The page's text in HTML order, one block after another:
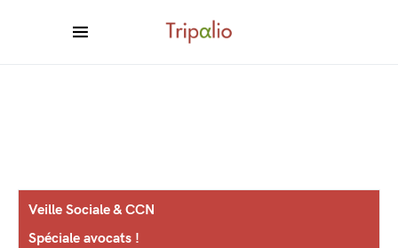
Veille Sociale & CCN
Spéciale avocats !